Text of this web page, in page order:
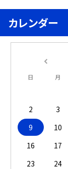
カレンダー
日 月
2
3
9
10
16
17
23
24